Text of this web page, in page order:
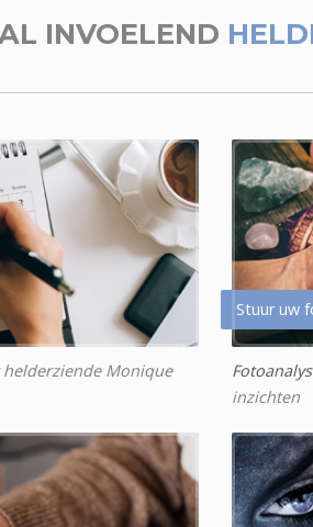
INVOELEND
Monique
Stuur uw
inzichten